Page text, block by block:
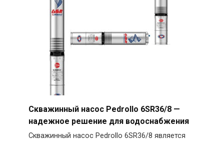
Скважинный насос Pedrollo 6SR36/8 —
надежное решение для водоснабжения
Скважинный насос Pedrollo 6SR36/8 является